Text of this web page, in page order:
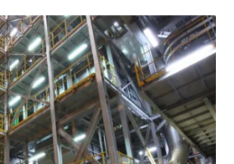
量，另外是協助非碳費徵收對象
推動重點包含：一、汰換製程設
改善為電磁感應爐，可減少排碳
氣，設備以天然氣替代燃煤，預
「AIoT」的智慧控制與能管系
並帶入AI協助製程最佳化；四、
能力。目標2026～2030年帶動